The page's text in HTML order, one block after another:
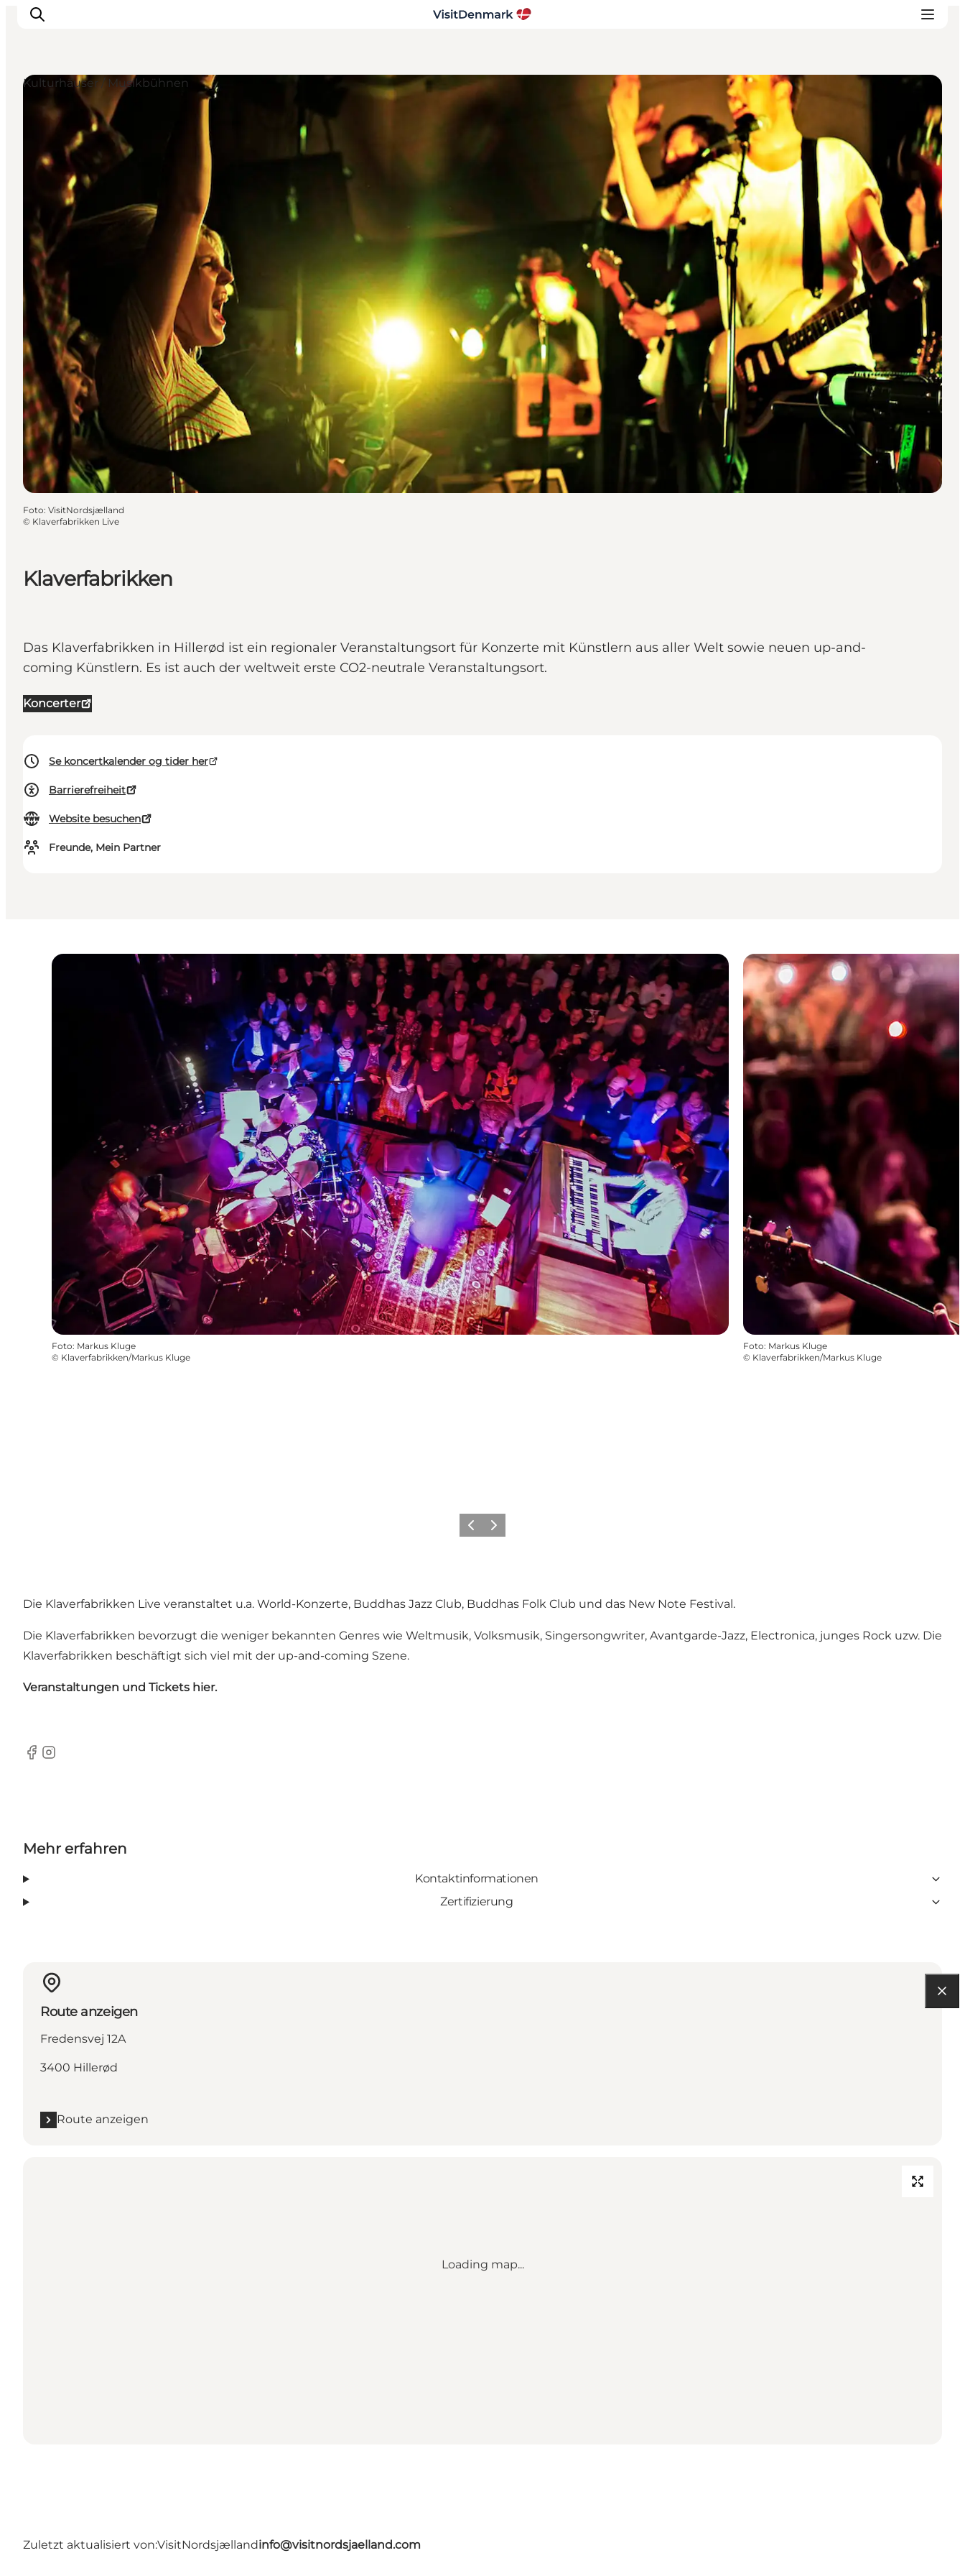
Inspiration
Regionen
Erlebnisse
Unterkünfte
Reiseplanung
Klaverfabrikken
Das Klaverfabrikken in Hillerød ist ein regionaler Veranstaltungsort für Konzerte mit Künstlern aus aller Welt sowie neuen up-and-
coming Künstlern. Es ist auch der weltweit erste CO2-neutrale Veranstaltungsort.
Koncerter
Se koncertkalender og tider her
Barrierefreiheit
Website besuchen
Freunde, Mein Partner
Kulturhäuser / Musikbühnen
Foto: VisitNordsjælland
© Klaverfabrikken Live
Foto: Markus Kluge
© Klaverfabrikken/Markus Kluge
Foto: Markus Kluge
© Klaverfabrikken/Markus Kluge
ZurückWeiter
Die Klaverfabrikken Live veranstaltet u.a. World-Konzerte, Buddhas Jazz Club, Buddhas Folk Club und das New Note Festival.
Die Klaverfabrikken bevorzugt die weniger bekannten Genres wie Weltmusik, Volksmusik, Singersongwriter, Avantgarde-Jazz, Electronica, junges Rock uzw. Die
Klaverfabrikken beschäftigt sich viel mit der up-and-coming Szene.
Veranstaltungen und Tickets hier.
Facebook
Instagram
Mehr erfahren
Kontaktinformationen
Zertifizierung
Route anzeigen
Fredensvej 12A
3400 Hillerød
Route anzeigen
Loading map...
Zuletzt aktualisiert von:VisitNordsjællandinfo@visitnordsjaelland.com